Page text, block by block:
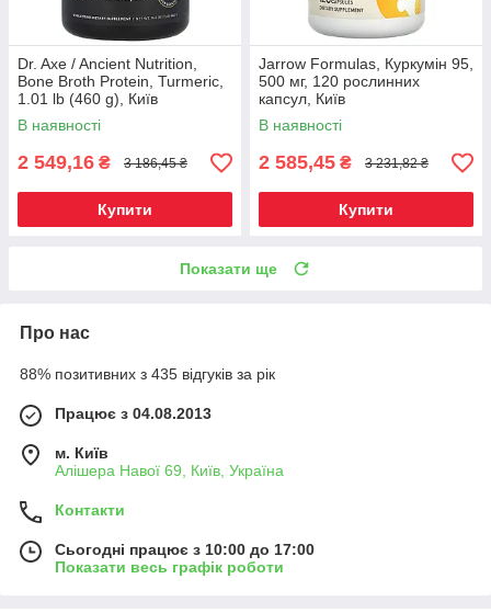
Dr. Axe / Ancient Nutrition,
Bone Broth Protein, Turmeric,
1.01 lb (460 g), Київ
В наявності
2 549,16 ₴ 3 186,45 ₴
Купити
Jarrow Formulas, Куркумін 95,
500 мг, 120 рослинних
капсул, Київ
В наявності
2 585,45 ₴ 3 231,82 ₴
Купити
Показати ще
Про нас
88% позитивних з 435 відгуків за рік
Працює з 04.08.2013
м. Київ
Алішера Навої 69, Київ, Україна
Контакти
Сьогодні працює з 10:00 до 17:00
Показати весь графік роботи